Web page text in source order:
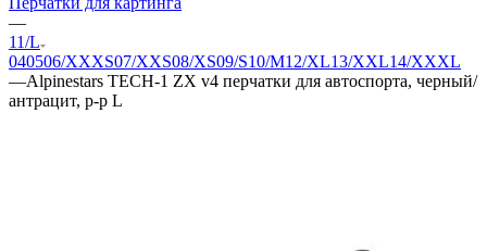
—
11/L
040506/XXXS07/XXS08/XS09/S10/M12/XL13/XXL14/XXXL
—Alpinestars TECH-1 ZX v4 перчатки для автоспорта, черный/
антрацит, р-р L